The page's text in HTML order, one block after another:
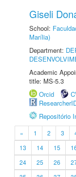
Giseli
School:
Marília)
Department:
Academic
title: MS-5.3
Orcid
Repositório
« 1 2 3
13
14 15
24
25 26